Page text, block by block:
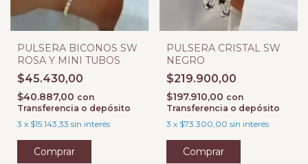
PULSERA BICONOS SW
ROSA Y MINI TUBOS
$45.430,00
$40.887,00 con
Transferencia o depósito
3 x $15.143,33 sin interés
PULSERA CRISTAL SW
NEGRO
$219.900,00
$197.910,00 con
Transferencia o depósito
3 x $73.300,00 sin interés